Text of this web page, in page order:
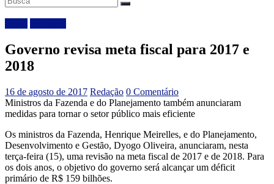
Governo revisa meta fiscal para 2017 e
2018
16 de agosto de 2017 Redação 0 Comentário
Ministros da Fazenda e do Planejamento também anunciaram
medidas para tornar o setor público mais eficiente
Os ministros da Fazenda, Henrique Meirelles, e do Planejamento,
Desenvolvimento e Gestão, Dyogo Oliveira, anunciaram, nesta
terça-feira (15), uma revisão na meta fiscal de 2017 e de 2018. Para
os dois anos, o objetivo do governo será alcançar um déficit
primário de R$ 159 bilhões.